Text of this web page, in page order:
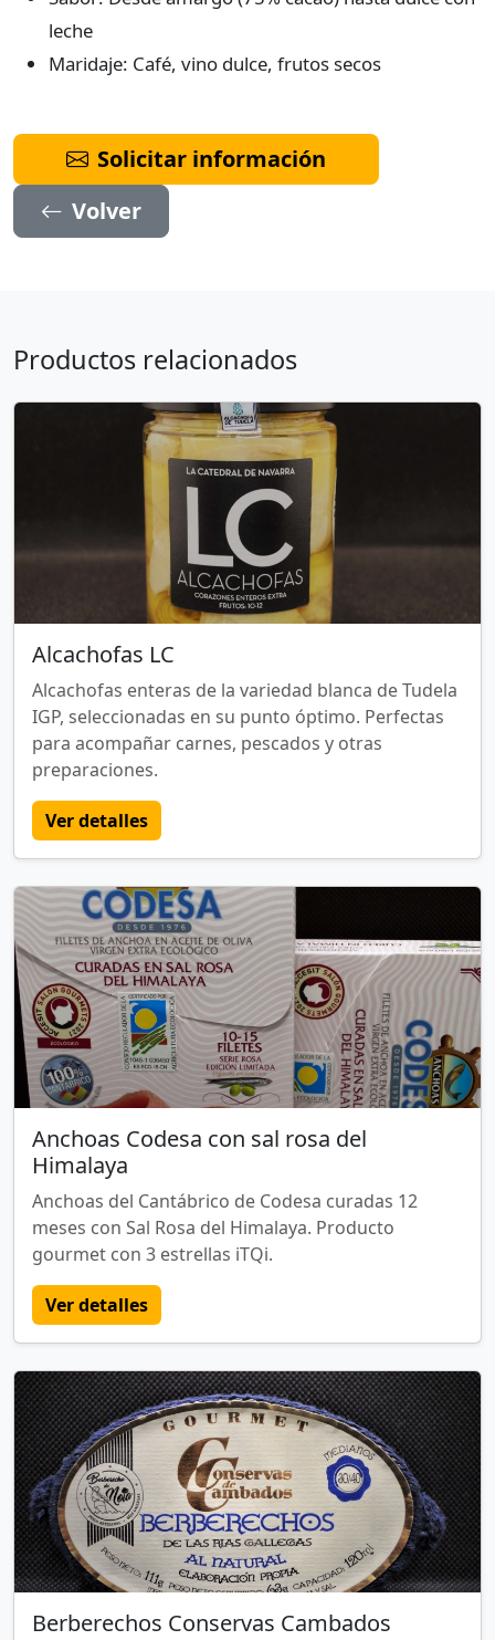
leche
Maridaje: Café, vino dulce, frutos secos
Solicitar información
Volver
Productos relacionados
Alcachofas LC
Alcachofas enteras de la variedad blanca de Tudela
IGP, seleccionadas en su punto óptimo. Perfectas
para acompañar carnes, pescados y otras
preparaciones.
Ver detalles
Anchoas Codesa con sal rosa del
Himalaya
Anchoas del Cantábrico de Codesa curadas 12
meses con Sal Rosa del Himalaya. Producto
gourmet con 3 estrellas iTQi.
Ver detalles
Berberechos Conservas Cambados